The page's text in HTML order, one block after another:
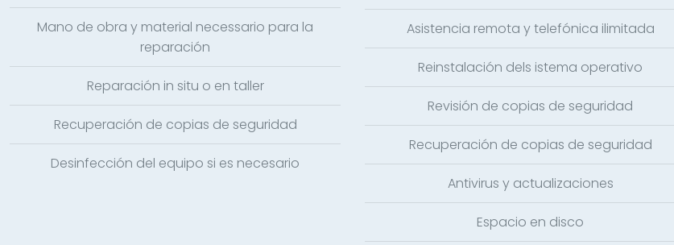
Mano de obra y material necessario para la
reparación
Reparación in situ o en taller
Recuperación de copias de seguridad
Desinfección del equipo si es necesario
Asistencia remota y telefónica ilimitada
Reinstalación dels istema operativo
Revisión de copias de seguridad
Recuperación de copias de seguridad
Antivirus y actualizaciones
Espacio en disco